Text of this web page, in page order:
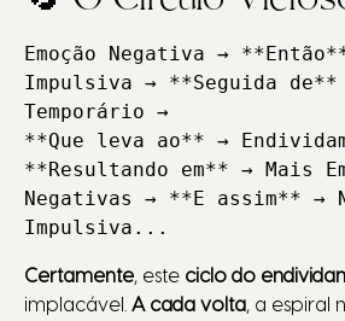
Emoção Negativa →
Impulsiva → **Seguida
Temporário →
**Que leva ao** →
**Resultando em** → Mais
Negativas → **E assim** →
Impulsiva...
Certamente, este ciclo do
implacável. A cada volta, a espiral